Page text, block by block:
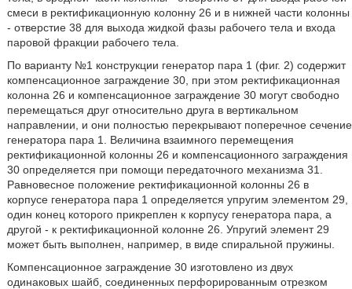
смеси в ректификационную колонну 26 и в нижней части колонны
- отверстие 38 для выхода жидкой фазы рабочего тела и входа
паровой фракции рабочего тела.
По варианту №1 конструкции генератор пара 1 (фиг. 2) содержит
компенсационное заграждение 30, при этом ректификационная
колонна 26 и компенсационное заграждение 30 могут свободно
перемещаться друг относительно друга в вертикальном
направлении, и они полностью перекрывают поперечное сечение
генератора пара 1. Величина взаимного перемещения
ректификационной колонны 26 и компенсационного заграждения
30 определяется при помощи передаточного механизма 31.
Равновесное положение ректификационной колонны 26 в
корпусе генератора пара 1 определяется упругим элементом 29,
один конец которого прикреплен к корпусу генератора пара, а
другой - к ректификационной колонне 26. Упругий элемент 29
может быть выполнен, например, в виде спиральной пружины.
Компенсационное заграждение 30 изготовлено из двух
одинаковых шайб, соединенных перфорированным отрезком